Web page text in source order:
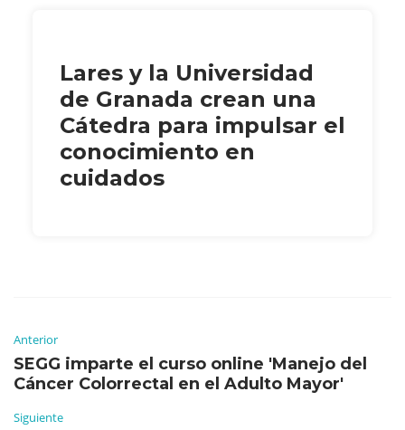
Lares y la Universidad
de Granada crean una
Cátedra para impulsar el
conocimiento en
cuidados
Anterior
SEGG imparte el curso online 'Manejo del
Cáncer Colorrectal en el Adulto Mayor'
Siguiente